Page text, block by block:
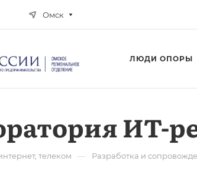
Омск
ЛЮДИ ОПОРЫ
ИТ-
телеком — Разработка и